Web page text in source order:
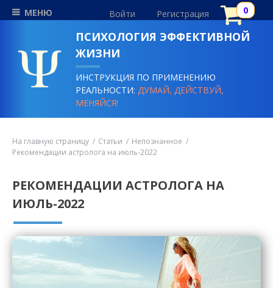
МЕНЮ Войти Регистрация
ПСИХОЛОГИЯ ЭФФЕКТИВНОЙ
ЖИЗНИ
ИНСТРУКЦИЯ ПО ПРИМЕНЕНИЮ
РЕАЛЬНОСТИ:ДУМАЙ, ДЕЙСТВУЙ,
МЕНЯЙСЯ!
На главную страницу Статьи
Непознанное
Рекомендации астролога на июль-2022
РЕКОМЕНДАЦИИ АСТРОЛОГА НА
ИЮЛЬ-2022